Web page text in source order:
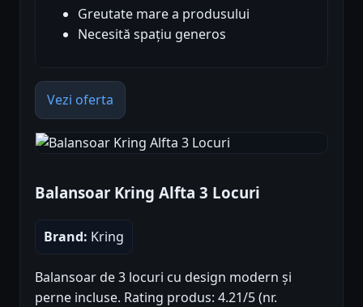
Greutate mare a produsului
Necesită spațiu generos
Vezi oferta
Balansoar Kring Alfta 3 Locuri
Brand: Kring
Balansoar de 3 locuri cu design modern și
perne incluse. Rating produs: 4.21/5 (nr.